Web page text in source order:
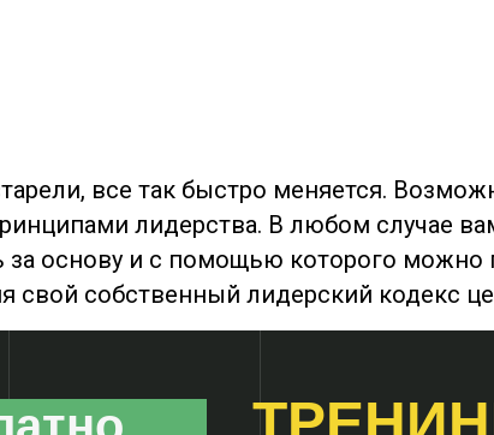
все так быстро меняется.
лидерства. В любом случае
за основу и с помощью которого
свой собственный лидерский кодекс